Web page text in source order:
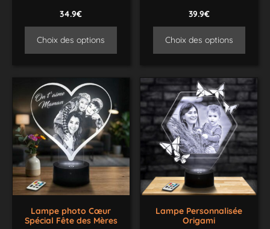
34.9€
Choix des options
39.9€
Choix des options
Lampe photo Cœur
Spécial Fête des Mères
Lampe Personnalisée
Origami